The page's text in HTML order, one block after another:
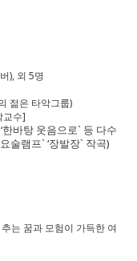
), 외 5명
은 타악그룹)
교수]
한바탕 웃음으로` 등 다수
프` ‘장발장` 작곡)
는 꿈과 모험이 가득한 여